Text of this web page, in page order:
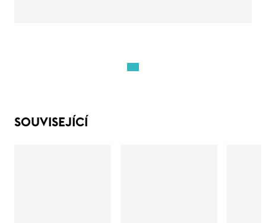
SOUVISEJÍCÍ